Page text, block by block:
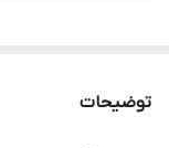
توضیحات